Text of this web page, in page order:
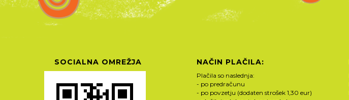
SOCIALNA OMREŽJA NAČIN PLAČILA:
Plačila so naslednja:
- po predračunu
- po povzetju (dodaten strošek 1,30 eur)